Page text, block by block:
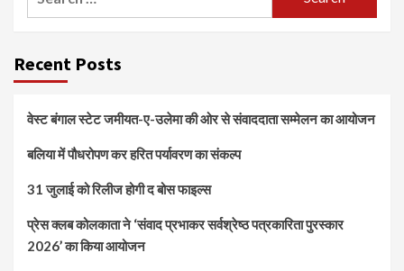
Recent Posts
वेस्ट बंगाल स्टेट जमीयत-ए-उलेमा की ओर से संवाददाता सम्मेलन का आयोजन
बलिया में पौधरोपण कर हरित पर्यावरण का संकल्प
31 जुलाई को रिलीज होगी द बोस फाइल्स
प्रेस क्लब कोलकाता ने ‘संवाद प्रभाकर सर्वश्रेष्ठ पत्रकारिता पुरस्कार
2026’ का किया आयोजन